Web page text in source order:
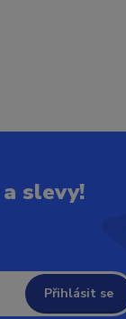
slevy!
Přihlásit se